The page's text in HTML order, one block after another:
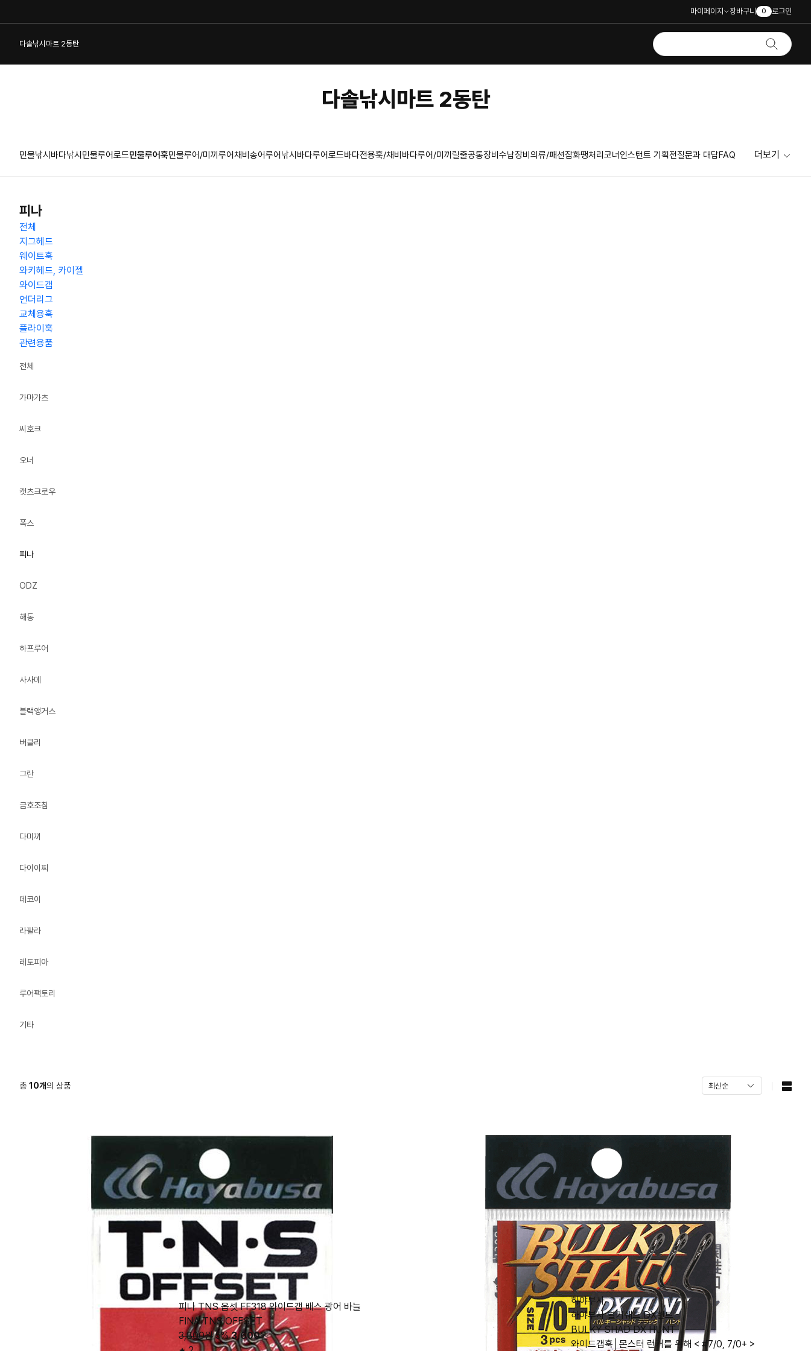
마이페이지 장바구니 0 로그인
다솔낚시마트 2동탄
다솔낚시마트 2동탄
민물낚시 바다낚시 민물루어로드민물루어훅민물루어/미끼 루어채비 송어루어낚시 바다루어로드바다전용훅/채비 바다루어/미끼 릴줄공통장비 수납장비 의류/패션잡화땡처리코너 인스턴트 기획전질문과 대답FAQ 더보기
피나
전체
지그헤드
웨이트훅
와키헤드, 카이젤
와이드갭
언더리그
교체용훅
플라이훅
관련용품
전체
가마가츠
씨호크
오너
캣츠크로우
폭스
피나
ODZ
해동
하프루어
사사메
블랙앵거스
버클리
그란
금호조침
다미끼
다이이찌
데코이
라팔라
레토피아
루어팩토리
기타
총 10개의 상품
피나 TNS 옵셋 FF318 와이드갭 배스 광어 바늘
FINA TNS OFFSET
3,800원 5% 3,600원
하야부사
하야부사 벌키쉐드 DX헌트
BULKY SHAD DX HUNT
와이드갭훅│몬스터 런커를 위해 < #7/0, 7/0+ >